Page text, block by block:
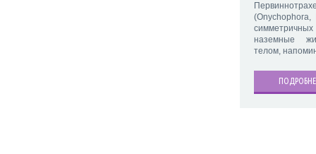
(Onychophora,
наземные
телом,